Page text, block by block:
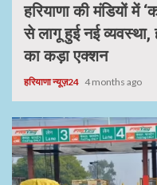
हरियाणा की मंडियों में
से लागू हुई नई
का कड़ा एक्शन
हरियाणा न्यूज़24 4 months ago